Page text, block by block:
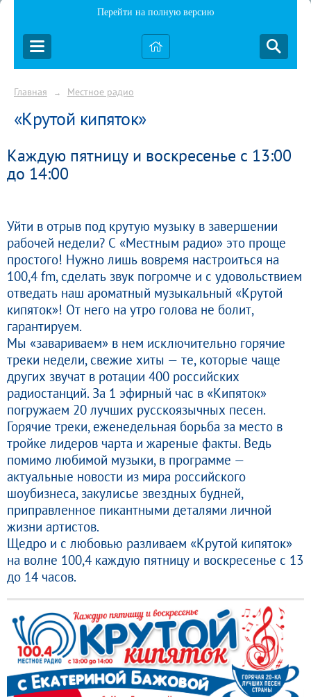
Перейти на полную версию
Главная → Местное радио
«Крутой кипяток»
Каждую пятницу и воскресенье с 13:00
до 14:00
Уйти в отрыв под крутую музыку в завершении
рабочей недели? С «Местным радио» это проще
простого! Нужно лишь вовремя настроиться на
100,4 fm, сделать звук погромче и с удовольствием
отведать наш ароматный музыкальный «Крутой
кипяток»! От него на утро голова не болит,
гарантируем.
Мы «завариваем» в нем исключительно горячие
треки недели, свежие хиты — те, которые чаще
других звучат в ротации 400 российских
радиостанций. За 1 эфирный час в «Кипяток»
погружаем 20 лучших русскоязычных песен.
Горячие треки, еженедельная борьба за место в
тройке лидеров чарта и жареные факты. Ведь
помимо любимой музыки, в программе —
актуальные новости из мира российского
шоубизнеса, закулисье звездных будней,
приправленное пикантными деталями личной
жизни артистов.
Щедро и с любовью разливаем «Крутой кипяток»
на волне 100,4 каждую пятницу и воскресенье с 13
до 14 часов.